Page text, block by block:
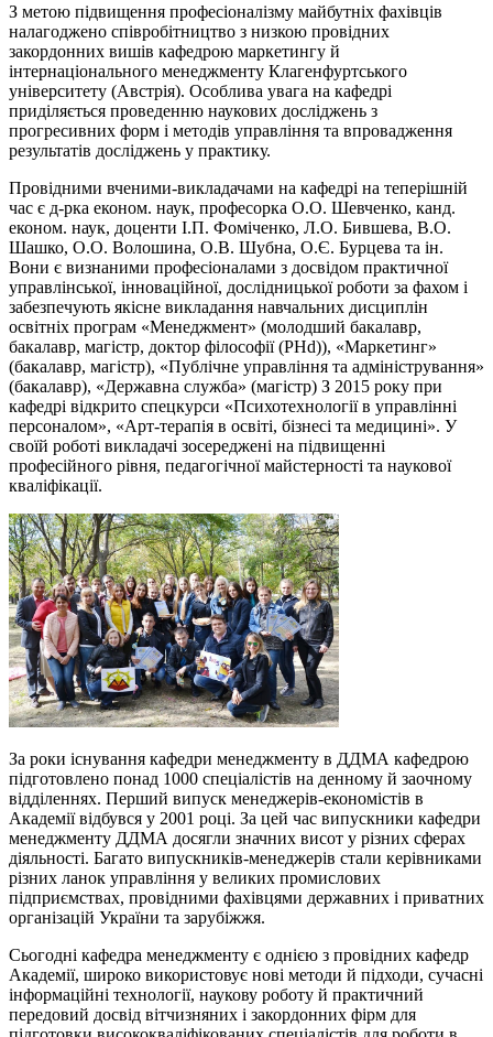
З метою підвищення професіоналізму майбутніх фахівців
налагоджено співробітництво з низкою провідних
закордонних вишів кафедрою маркетингу й
інтернаціонального менеджменту Клагенфуртського
університету (Австрія). Особлива увага на кафедрі
приділяється проведенню наукових досліджень з
прогресивних форм і методів управління та впровадження
результатів досліджень у практику.
Провідними вченими-викладачами на кафедрі на теперішній
час є д-рка економ. наук, професорка О.О. Шевченко, канд.
економ. наук, доценти І.П. Фоміченко, Л.О. Бившева, В.О.
Шашко, О.О. Волошина, О.В. Шубна, О.Є. Бурцева та ін.
Вони є визнаними професіоналами з досвідом практичної
управлінської, інноваційної, дослідницької роботи за фахом і
забезпечують якісне викладання навчальних дисциплін
освітніх програм «Менеджмент» (молодший бакалавр,
бакалавр, магістр, доктор філософії (PHd)), «Маркетинг»
(бакалавр, магістр), «Публічне управління та адміністрування»
(бакалавр), «Державна служба» (магістр) З 2015 року при
кафедрі відкрито спецкурси «Психотехнології в управлінні
персоналом», «Арт-терапія в освіті, бізнесі та медицині». У
своїй роботі викладачі зосереджені на підвищенні
професійного рівня, педагогічної майстерності та наукової
кваліфікації.
За роки існування кафедри менеджменту в ДДМА кафедрою
підготовлено понад 1000 спеціалістів на денному й заочному
відділеннях. Перший випуск менеджерів-економістів в
Академії відбувся у 2001 році. За цей час випускники кафедри
менеджменту ДДМА досягли значних висот у різних сферах
діяльності. Багато випускників-менеджерів стали керівниками
різних ланок управління у великих промислових
підприємствах, провідними фахівцями державних і приватних
організацій України та зарубіжжя.
Сьогодні кафедра менеджменту є однією з провідних кафедр
Академії, широко використовує нові методи й підходи, сучасні
інформаційні технології, наукову роботу й практичний
передовий досвід вітчизняних і закордонних фірм для